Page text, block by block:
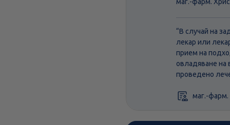
“В случай на
лекар или
прием на
овладяване на
проведено
маг.-фарм.